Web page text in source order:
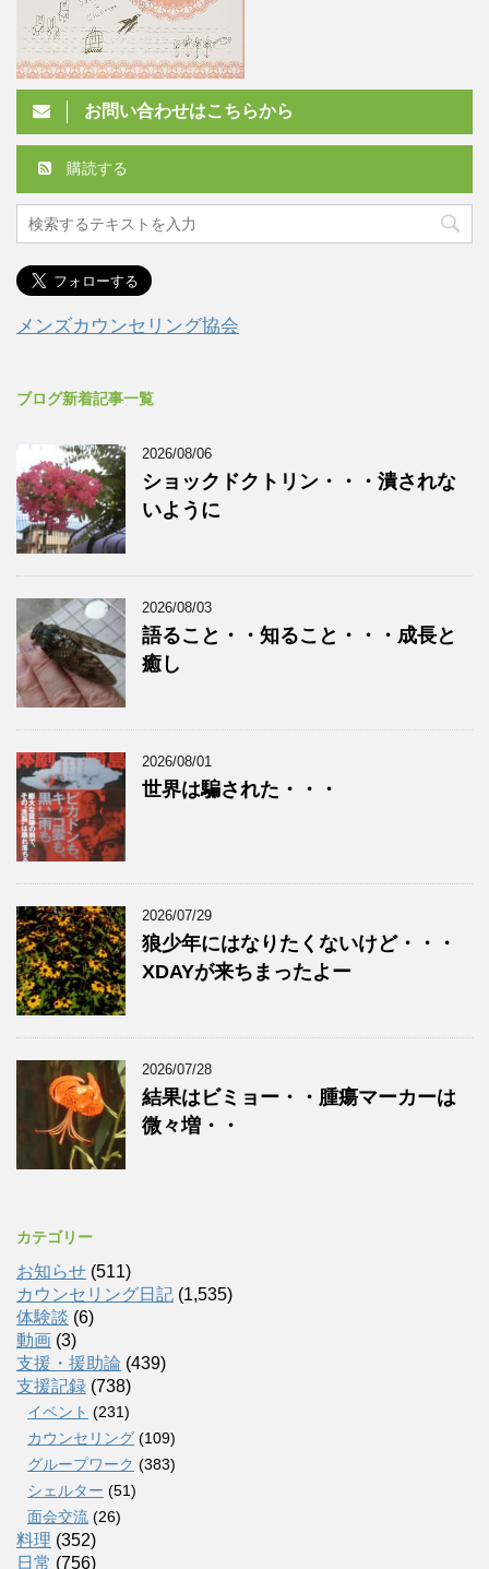
お問い合わせはこちらから
購読する
メンズカウンセリング協会
ブログ新着記事一覧
2026/08/06
ショックドクトリン・・・潰されな
いように
2026/08/03
語ること・・知ること・・・成長と
癒し
2026/08/01
世界は騙された・・・
2026/07/29
狼少年にはなりたくないけど・・・
XDAYが来ちまったよー
2026/07/28
結果はビミョー・・腫瘍マーカーは
微々増・・
カテゴリー
お知らせ (511)
カウンセリング日記 (1,535)
体験談 (6)
動画 (3)
支援・援助論 (439)
支援記録 (738)
イベント (231)
カウンセリング (109)
グループワーク (383)
シェルター (51)
面会交流 (26)
料理 (352)
日常 (756)